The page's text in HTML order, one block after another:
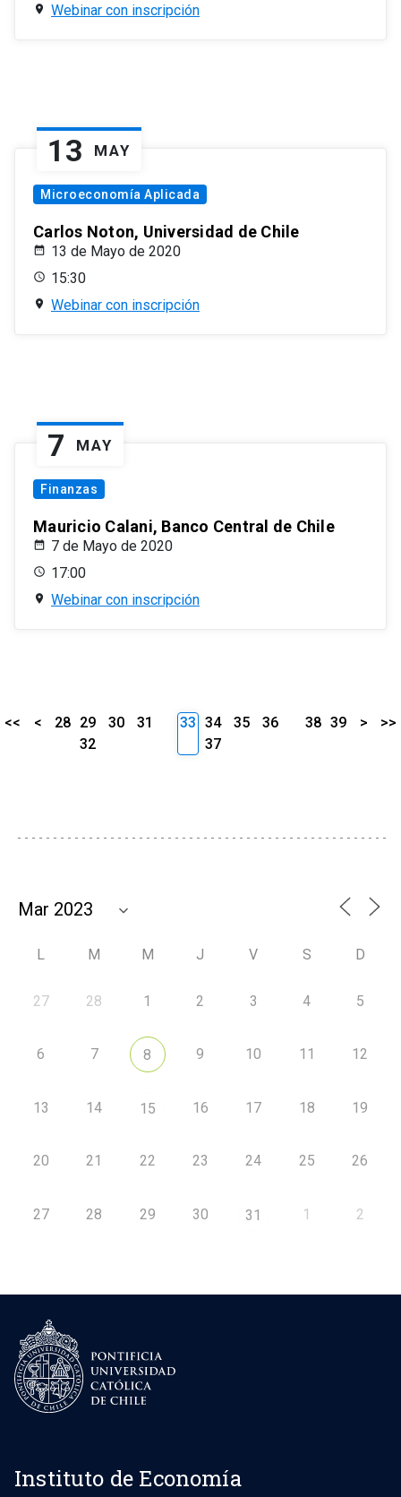
Webinar con inscripción
13 MAY
Microeconomía Aplicada
Carlos Noton, Universidad de Chile
13 de Mayo de 2020
15:30
Webinar con inscripción
7 MAY
Finanzas
Mauricio Calani, Banco Central de Chile
7 de Mayo de 2020
17:00
Webinar con inscripción
<< < 28 29 30
31
32
33 34 35
36
37
38 39 > >>
L M M J V S D
27 28 1 2 3 4 5
6 7 8 9 10 11 12
13 14 15 16 17 18 19
20 21 22 23 24 25 26
27 28 29 30 31 1 2
Instituto de Economía